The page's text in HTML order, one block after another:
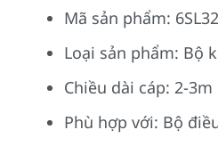
Mã sản phẩm:
Loại sản phẩm: Bộ
Chiều dài cáp: 2-3m
Phù hợp với: Bộ